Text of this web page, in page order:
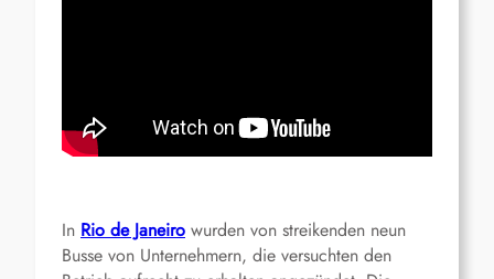
In Rio de Janeiro wurden von streikenden neun
Busse von Unternehmern, die versuchten den